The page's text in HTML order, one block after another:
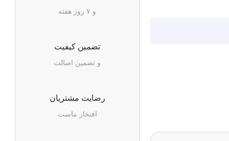
و ۷ روز هفته
تضمین کیفیت
و تضمین اصالت
رضایت مشتریان
افتخار ماست